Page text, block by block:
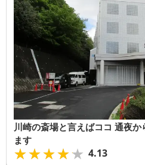
川崎の斎場と言えばココ 通夜
ます
★★★★★
★★★★★ 4.13